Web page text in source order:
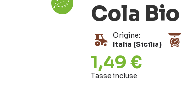
Cola Bio
Origine:
Italia (Sicilia)
1,49 €
Tasse incluse